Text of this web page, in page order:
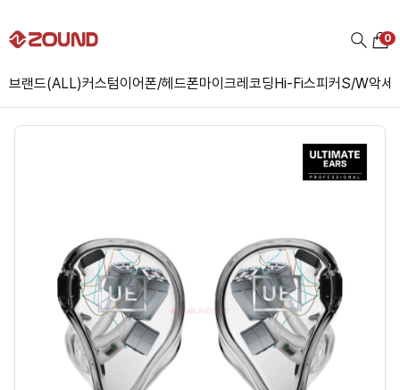
브랜드(ALL)커스텀이어폰/헤드폰마이크레코딩Hi-Fi스피커S/W악세
0